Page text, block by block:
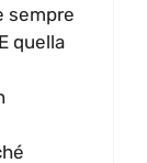
sempre
quella